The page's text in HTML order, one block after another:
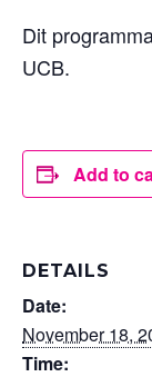
Dit
UCB.
Add to
DETAILS
Date:
November 18,
Time: